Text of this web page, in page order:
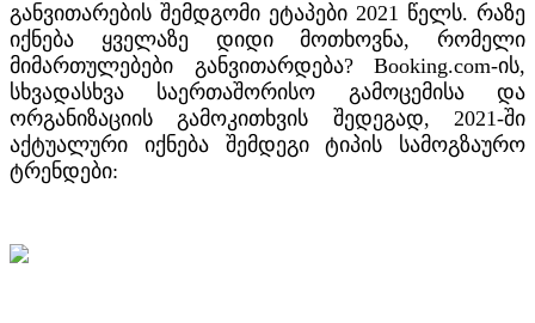
განვითარების შემდგომი ეტაპები 2021 წელს. რაზე
იქნება ყველაზე დიდი მოთხოვნა, რომელი
მიმართულებები განვითარდება? Booking.com-ის,
სხვადასხვა საერთაშორისო გამოცემისა და
ორგანიზაციის გამოკითხვის შედეგად, 2021-ში
აქტუალური იქნება შემდეგი ტიპის სამოგზაურო
ტრენდები: